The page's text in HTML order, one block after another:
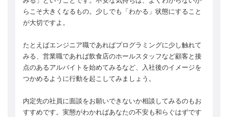
らこそ大きくなるもの。少しでも「わかる」状態にすること
が大切ですよ。
たとえばエンジニア職であればプログラミングに少し触れて
みる、営業職であれば飲食店のホールスタッフなど顧客と接
点のあるアルバイトを始めてみるなど、入社後のイメージを
つかめるように行動を起こしてみましょう。
内定先の社員に面談をお願いできないか相談してみるのもお
すすめです。実態がわかればあなたの不安も和らぐはずです